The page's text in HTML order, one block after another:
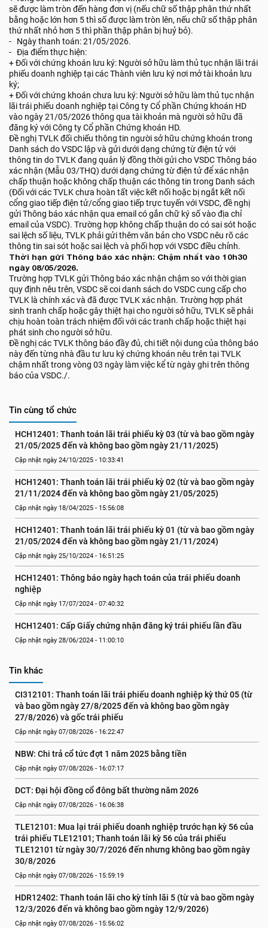
sẽ được làm tròn đến hàng đơn vị (nếu chữ số thập phân thứ nhất
bằng hoặc lớn hơn 5 thì số được làm tròn lên, nếu chữ số thập phân
thứ nhất nhỏ hơn 5 thì phần thập phân bị huỷ bỏ).
- Ngày thanh toán: 21/05/2026.
- Địa điểm thực hiện:
+ Đối với chứng khoán lưu ký: Người sở hữu làm thủ tục nhận lãi trái
phiếu doanh nghiệp tại các Thành viên lưu ký nơi mở tài khoản lưu
ký;
+ Đối với chứng khoán chưa lưu ký: Người sở hữu làm thủ tục nhận
lãi trái phiếu doanh nghiệp tại Công ty Cổ phần Chứng khoán HD
vào ngày 21/05/2026 thông qua tài khoản mà người sở hữu đã
đăng ký với Công ty Cổ phần Chứng khoán HD.
Đề nghị TVLK đối chiếu thông tin người sở hữu chứng khoán trong
Danh sách do VSDC lập và gửi dưới dạng chứng từ điện tử với
thông tin do TVLK đang quản lý đồng thời gửi cho VSDC Thông báo
xác nhận (Mẫu 03/THQ) dưới dạng chứng từ điện tử để xác nhận
chấp thuận hoặc không chấp thuận các thông tin trong Danh sách
(Đối với các TVLK chưa hoàn tất việc kết nối hoặc bị ngắt kết nối
cổng giao tiếp điện tử/cổng giao tiếp trực tuyến với VSDC, đề nghị
gửi Thông báo xác nhận qua email có gắn chữ ký số vào địa chỉ
email của VSDC). Trường hợp không chấp thuận do có sai sót hoặc
sai lệch số liệu, TVLK phải gửi thêm văn bản cho VSDC nêu rõ các
thông tin sai sót hoặc sai lệch và phối hợp với VSDC điều chỉnh.
Thời hạn gửi Thông báo xác nhận: Chậm nhất vào 10h30
ngày 08/05/2026.
Trường hợp TVLK gửi Thông báo xác nhận chậm so với thời gian
quy định nêu trên, VSDC sẽ coi danh sách do VSDC cung cấp cho
TVLK là chính xác và đã được TVLK xác nhận. Trường hợp phát
sinh tranh chấp hoặc gây thiệt hại cho người sở hữu, TVLK sẽ phải
chịu hoàn toàn trách nhiệm đối với các tranh chấp hoặc thiệt hại
phát sinh cho người sở hữu.
Đề nghị các TVLK thông báo đầy đủ, chi tiết nội dung của thông báo
này đến từng nhà đầu tư lưu ký chứng khoán nêu trên tại TVLK
chậm nhất trong vòng 03 ngày làm việc kể từ ngày ghi trên thông
báo của VSDC./.
Tin cùng tổ chức
HCH12401: Thanh toán lãi trái phiếu kỳ 03 (từ và bao gồm ngày
21/05/2025 đến và không bao gồm ngày 21/11/2025)
Cập nhật ngày 24/10/2025 - 10:33:41
HCH12401: Thanh toán lãi trái phiếu kỳ 02 (từ và bao gồm ngày
21/11/2024 đến và không bao gồm ngày 21/05/2025)
Cập nhật ngày 18/04/2025 - 15:56:08
HCH12401: Thanh toán lãi trái phiếu kỳ 01 (từ và bao gồm ngày
21/05/2024 đến và không bao gồm ngày 21/11/2024)
Cập nhật ngày 25/10/2024 - 16:51:25
HCH12401: Thông báo ngày hạch toán của trái phiếu doanh
nghiệp
Cập nhật ngày 17/07/2024 - 07:40:32
HCH12401: Cấp Giấy chứng nhận đăng ký trái phiếu lần đầu
Cập nhật ngày 28/06/2024 - 11:00:10
Tin khác
CI312101: Thanh toán lãi trái phiếu doanh nghiệp kỳ thứ 05 (từ
và bao gồm ngày 27/8/2025 đến và không bao gồm ngày
27/8/2026) và gốc trái phiếu
Cập nhật ngày 07/08/2026 - 16:22:47
NBW: Chi trả cổ tức đợt 1 năm 2025 bằng tiền
Cập nhật ngày 07/08/2026 - 16:07:17
DCT: Đại hội đồng cổ đông bất thường năm 2026
Cập nhật ngày 07/08/2026 - 16:06:38
TLE12101: Mua lại trái phiếu doanh nghiệp trước hạn kỳ 56 của
trái phiếu TLE12101; Thanh toán lãi kỳ 56 của trái phiếu
TLE12101 từ ngày 30/7/2026 đến nhưng không bao gồm ngày
30/8/2026
Cập nhật ngày 07/08/2026 - 15:59:19
HDR12402: Thanh toán lãi cho kỳ tính lãi 5 (từ và bao gồm ngày
12/3/2026 đến và không bao gồm ngày 12/9/2026)
Cập nhật ngày 07/08/2026 - 15:56:02